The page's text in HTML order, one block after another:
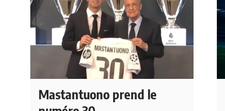
Mastantuono prend le